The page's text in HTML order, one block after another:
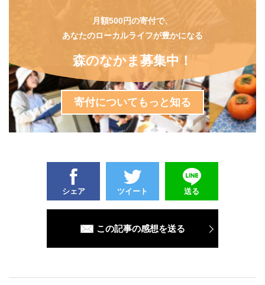
月額500円の寄付で、
あなたのローカルライフが豊かになる
森のなかま募集中！
寄付についてもっと知る
シェア ツイート 送る
この記事の感想を送る